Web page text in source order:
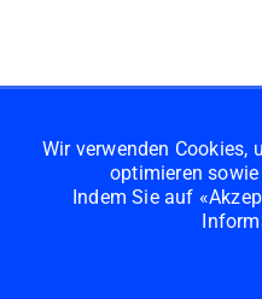
Wir verwenden Cookies,
optimieren
Indem Sie auf